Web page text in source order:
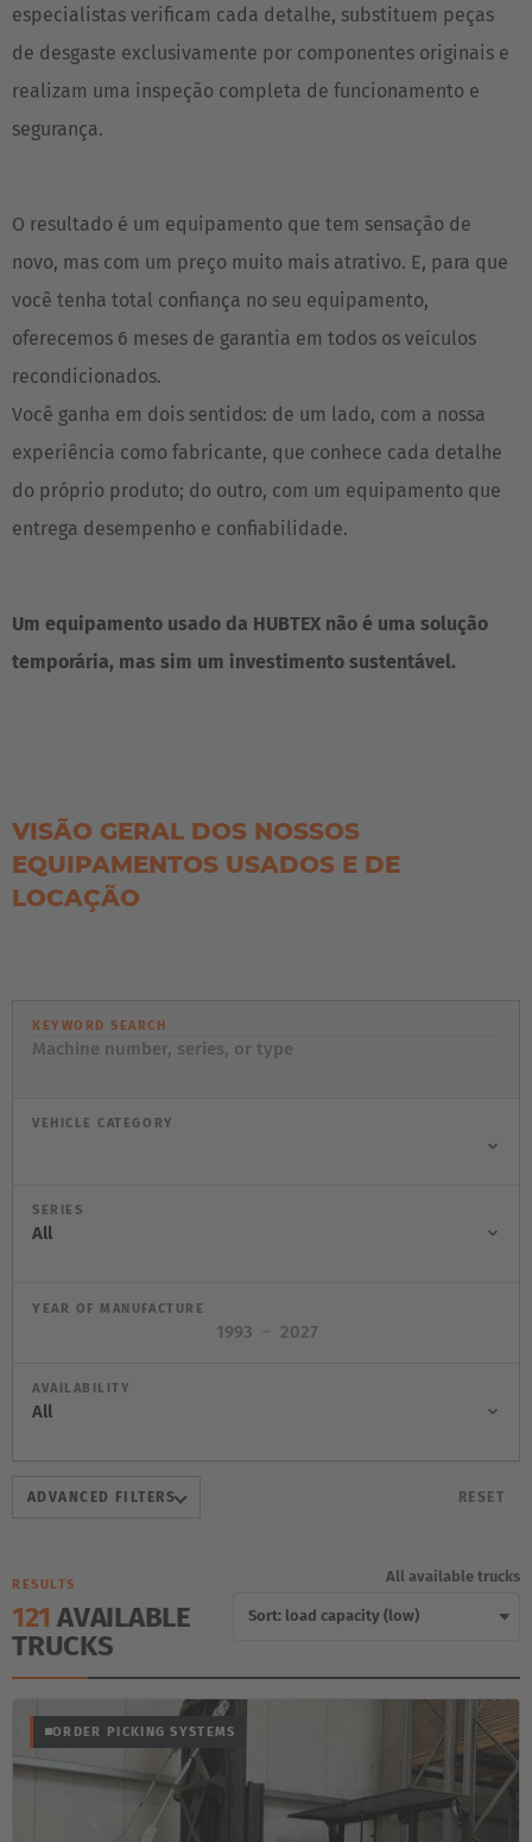
especialistas verificam cada detalhe, substituem peças
de desgaste exclusivamente por componentes originais e
realizam uma inspeção completa de funcionamento e
segurança.
O resultado é um equipamento que tem sensação de
novo, mas com um preço muito mais atrativo. E, para que
você tenha total confiança no seu equipamento,
oferecemos 6 meses de garantia em todos os veículos
recondicionados.
Você ganha em dois sentidos: de um lado, com a nossa
experiência como fabricante, que conhece cada detalhe
do próprio produto; do outro, com um equipamento que
entrega desempenho e confiabilidade.
Um equipamento usado da HUBTEX não é uma solução
temporária, mas sim um investimento sustentável.
VISÃO GERAL DOS NOSSOS
EQUIPAMENTOS USADOS E DE
LOCAÇÃO
KEYWORD SEARCH
VEHICLE CATEGORY
SERIES
YEAR OF MANUFACTURE
AVAILABILITY
ADVANCED FILTERS RESET
RESULTS
121 AVAILABLE
TRUCKS
All available trucks
ORDER PICKING SYSTEMS